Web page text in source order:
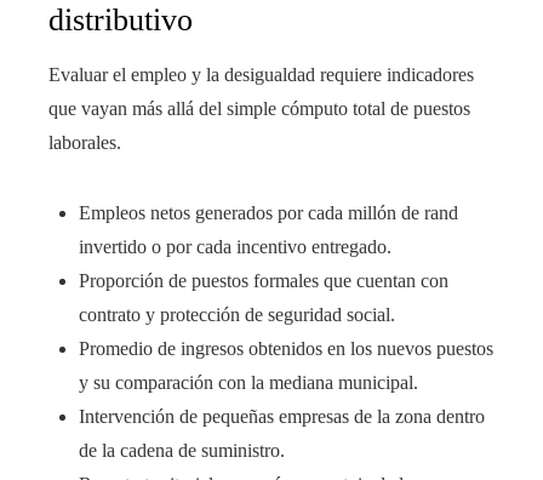
distributivo
Evaluar el empleo y la desigualdad requiere indicadores
que vayan más allá del simple cómputo total de puestos
laborales.
Empleos netos generados por cada millón de rand
invertido o por cada incentivo entregado.
Proporción de puestos formales que cuentan con
contrato y protección de seguridad social.
Promedio de ingresos obtenidos en los nuevos puestos
y su comparación con la mediana municipal.
Intervención de pequeñas empresas de la zona dentro
de la cadena de suministro.